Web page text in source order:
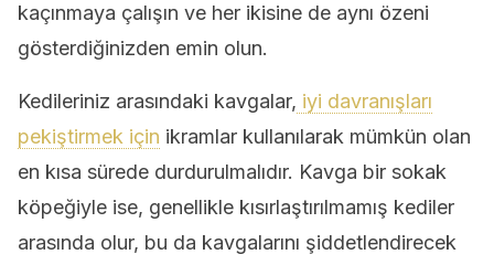
kaçınmaya çalışın ve her ikisine de aynı özeni
gösterdiğinizden emin olun.
Kedileriniz arasındaki kavgalar, iyi davranışları
pekiştirmek için ikramlar kullanılarak mümkün olan
en kısa sürede durdurulmalıdır. Kavga bir sokak
köpeğiyle ise, genellikle kısırlaştırılmamış kediler
arasında olur, bu da kavgalarını şiddetlendirecek